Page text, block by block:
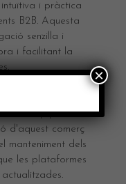
i pràctica
B2B. Aquesta
senzilla i
i facilitant la
equip des
d'aquest comerç
manteniment dels
les plataformes
×